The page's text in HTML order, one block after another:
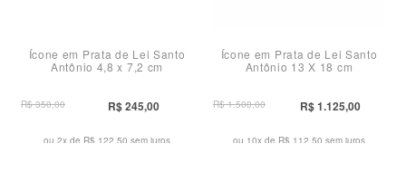
Ícone em Prata de Lei Santo
Antônio 4,8 x 7,2 cm
R$ 350,00 R$ 245,00
ou 2x de R$ 122,50 sem juros
Ícone em Prata de Lei Santo
Antônio 13 X 18 cm
R$ 1.500,00 R$ 1.125,00
ou 10x de R$ 112,50 sem juros